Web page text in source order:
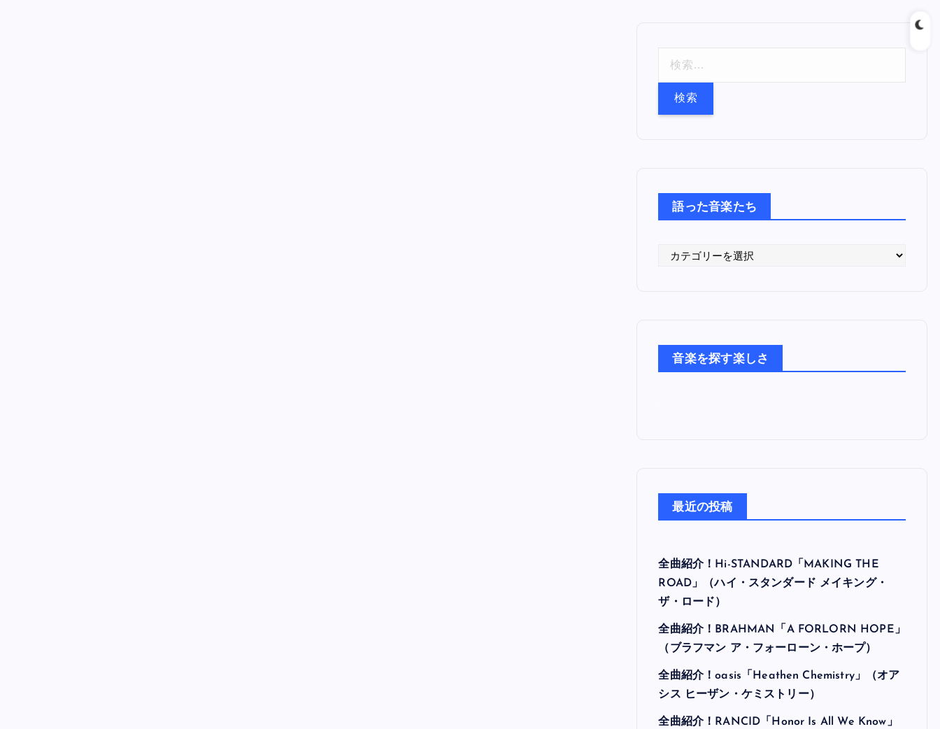
語った音楽たち
た
音楽を探す楽しさ
最近の投稿
全曲紹介！Hi-STANDARD「MAKING THE
ROAD」（ハイ・スタンダード メイキング・
ザ・ロード）
全曲紹介！BRAHMAN「A FORLORN HOPE」
（ブラフマン ア・フォーローン・ホープ）
全曲紹介！oasis「Heathen Chemistry」（オア
シス ヒーザン・ケミストリー）
全曲紹介！RANCID「Honor Is All We Know」